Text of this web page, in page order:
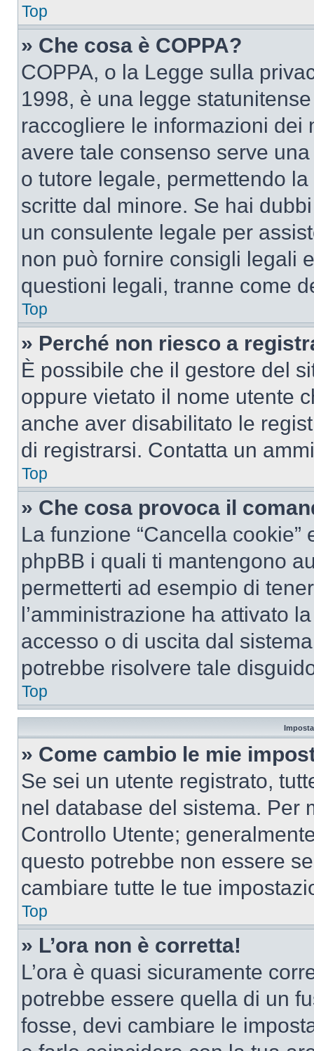
Top
» Che cosa è COPPA?
COPPA, o la Legge sulla
1998, è una legge
raccogliere le informazioni dei
avere tale consenso serve
o tutore legale, permettendo
scritte dal minore. Se hai
un consulente legale per
non può fornire consigli legali
questioni legali, tranne come
Top
» Perché non riesco a
È possibile che il gestore del
oppure vietato il nome utente
anche aver disabilitato le
di registrarsi. Contatta un
Top
» Che cosa provoca il
La funzione “Cancella
phpBB i quali ti mantengono
permetterti ad esempio di
l’amministrazione ha attivato
accesso o di uscita dal
potrebbe risolvere tale
Top
» Come cambio le mie
Se sei un utente registrato,
nel database del sistema. Per
Controllo Utente;
questo potrebbe non essere
cambiare tutte le tue
Top
» L’ora non è corretta!
L’ora è quasi sicuramente
potrebbe essere quella di un
fosse, devi cambiare le